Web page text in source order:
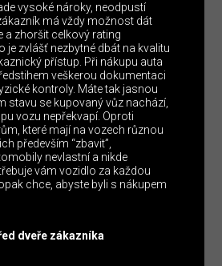
vysoké nároky, neodpustí
má vždy možnost dát
a zhoršit celkový rating
je zvlášť nezbytné dbát na kvalitu
přístup. Při nákupu auta
veškerou dokumentaci
kontroly. Máte tak jasnou
stavu se kupovaný vůz nachází,
vozu nepřekvapí. Oproti
které mají na vozech různou
především “zbavit”,
nevlastní a nikde
vám vozidlo za každou
chce, abyste byli s nákupem
dveře zákazníka